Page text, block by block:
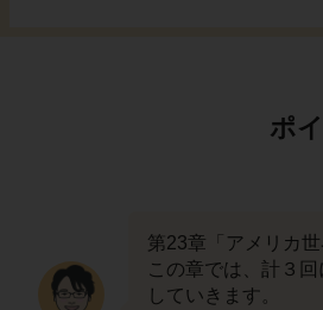
ポ
第23章「アメリカ
この章では、計３
していきます。